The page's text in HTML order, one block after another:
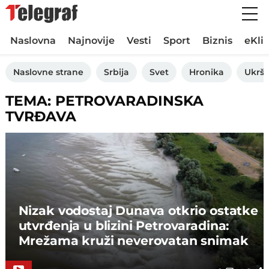
Naslovna Najnovije Vesti Sport Biznis
Naslovne strane Srbija Svet Hronika
TEMA: PETROVARADINSKA
TVRĐAVA
Nizak vodostaj Dunava otkrio ostatke
utvrđenja u blizini Petrovaradina:
Mrežama kruži neverovatan snimak